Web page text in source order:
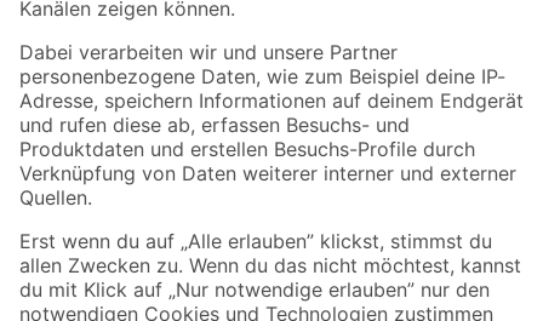
Folge uns
Zahlungsarten Versandarten
Sicher einkaufen
Jetzt die toom-App herunterladen